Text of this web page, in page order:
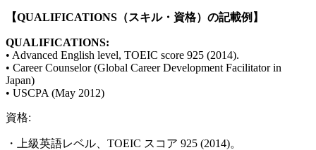
【QUALIFICATIONS（スキル・資格）の記載例】
QUALIFICATIONS:
• Advanced English level, TOEIC score 925 (2014).
• Career Counselor (Global Career Development Facilitator in
Japan)
• USCPA (May 2012)
資格:
・上級英語レベル、TOEIC スコア 925 (2014)。